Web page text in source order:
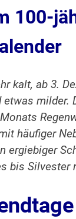
100-
kalt, ab 3.
etwas milder.
häufiger
ergiebiger
bis Silvester